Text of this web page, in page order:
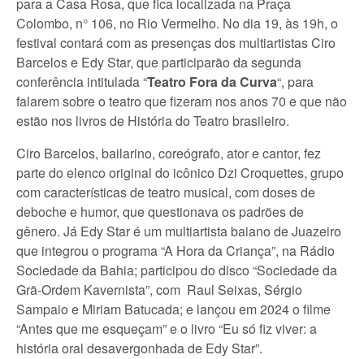
para a Casa Rosa, que fica localizada na Praça
Colombo, n° 106, no Rio Vermelho. No dia 19, às 19h, o
festival contará com as presenças dos multiartistas Ciro
Barcelos e Edy Star, que participarão da segunda
conferência intitulada “Teatro Fora da Curva“, para
falarem sobre o teatro que fizeram nos anos 70 e que não
estão nos livros de História do Teatro brasileiro.
Ciro Barcelos, bailarino, coreógrafo, ator e cantor, fez
parte do elenco original do icônico Dzi Croquettes, grupo
com características de teatro musical, com doses de
deboche e humor, que questionava os padrões de
gênero. Já Edy Star é um multiartista baiano de Juazeiro
que integrou o programa “A Hora da Criança”, na Rádio
Sociedade da Bahia; participou do disco “Sociedade da
Grã-Ordem Kavernista”, com Raul Seixas, Sérgio
Sampaio e Miriam Batucada; e lançou em 2024 o filme
“Antes que me esqueçam” e o livro “Eu só fiz viver: a
história oral desavergonhada de Edy Star”.